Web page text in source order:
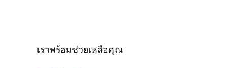
เราพร้อมช่วยเหลือคุณ